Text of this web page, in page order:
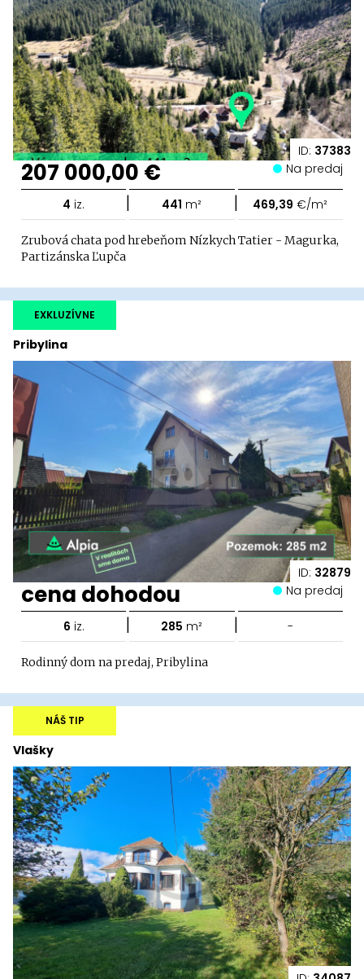
ID: 37383
207 000,00 € Na predaj
4 iz. | 441 m² | 469,39 €/m²
Zrubová chata pod hrebeňom Nízkych Tatier - Magurka,
Partizánska Ľupča
ID: 32879
Pribylina
EXKLUZÍVNE
cena dohodou Na predaj
6 iz. | 285 m² | -
Rodinný dom na predaj, Pribylina
Vlašky
NÁŠ TIP